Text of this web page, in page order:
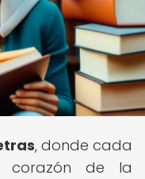
, donde cada
de la